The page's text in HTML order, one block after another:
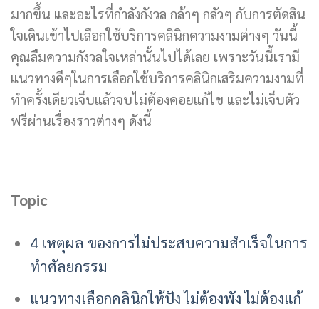
มากขึ้น และอะไรที่กำลังกังวล กล้าๆ กลัวๆ กับการตัดสิน
ใจเดินเข้าไปเลือกใช้บริการคลินิกความงามต่างๆ วันนี้
คุณลืมความกังวลใจเหล่านั้นไปได้เลย เพราะวันนี้เรามี
แนวทางดีๆในการเลือกใช้บริการคลินิกเสริมความงามที่
ทำครั้งเดียวเจ็บแล้วจบไม่ต้องคอยแก้ไข และไม่เจ็บตัว
ฟรีผ่านเรื่องราวต่างๆ ดังนี้
Topic
4 เหตุผล ของการไม่ประสบความสำเร็จในการ
ทำศัลยกรรม
แนวทางเลือกคลินิกให้ปัง ไม่ต้องพัง ไม่ต้องแก้